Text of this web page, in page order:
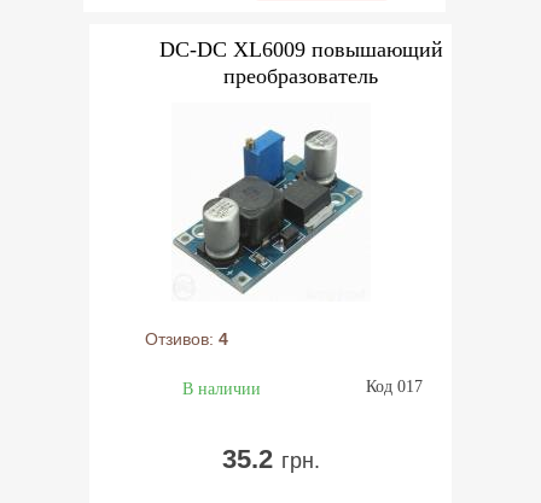
DC-DC XL6009 повышающий
преобразователь
Отзивов: 4
В наличии Код 017
35.2 грн.